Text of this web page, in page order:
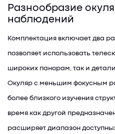
Разнообразие
наблюдений
Комплектация включает два
позволяет использовать
широких панорам, так и
Окуляр с меньшим фокусным
более близкого изучения
время как другой
расширяет диапазон